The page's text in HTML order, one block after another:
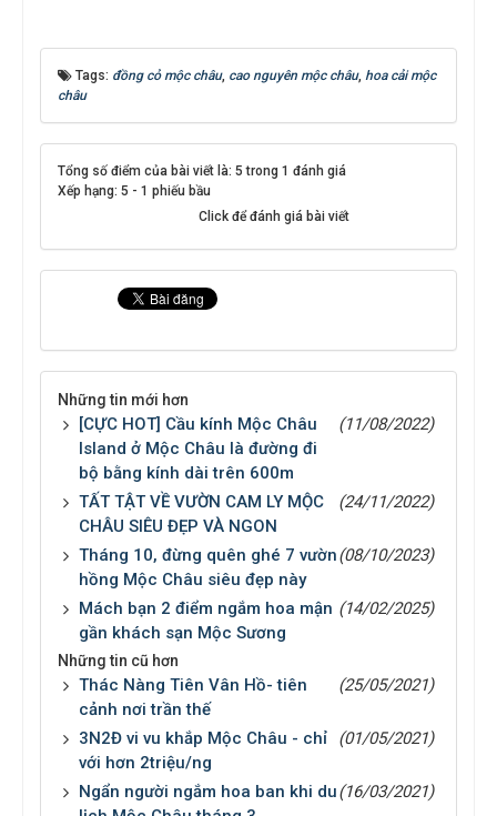
Tags: đồng cỏ mộc châu, cao nguyên mộc châu, hoa cải mộc
châu
Tổng số điểm của bài viết là: 5 trong 1 đánh giá
Xếp hạng: 5 - 1 phiếu bầu
Click để đánh giá bài viết
Những tin mới hơn
[CỰC HOT] Cầu kính Mộc Châu
Island ở Mộc Châu là đường đi
bộ bằng kính dài trên 600m
(11/08/2022)
TẤT TẬT VỀ VƯỜN CAM LY MỘC
CHÂU SIÊU ĐẸP VÀ NGON
(24/11/2022)
Tháng 10, đừng quên ghé 7 vườn
hồng Mộc Châu siêu đẹp này
(08/10/2023)
Mách bạn 2 điểm ngắm hoa mận
gần khách sạn Mộc Sương
(14/02/2025)
Những tin cũ hơn
Thác Nàng Tiên Vân Hồ- tiên
cảnh nơi trần thế
(25/05/2021)
3N2Đ vi vu khắp Mộc Châu - chỉ
với hơn 2triệu/ng
(01/05/2021)
Ngẩn người ngắm hoa ban khi du(16/03/2021)